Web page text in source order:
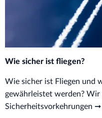
Wie sicher ist fliegen?
Wie sicher ist Fliegen und
gewährleistet werden?
Sicherheitsvorkehrungen